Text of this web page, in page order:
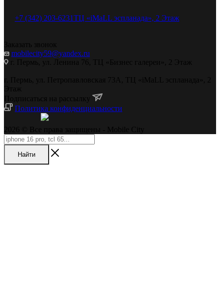
+7 (342) 203-6231ТЦ «iMaLL эспланада», 2 Этаж
Заказать звонок
mobilecity59@yandex.ru
г. Пермь, ул. Ленина 76, ТЦ «Бизнес галереи», 2 Этаж
г. Пермь, ул. Петропавловская 73А, ТЦ «iMaLL эспланада», 2
Этаж
Подписаться на рассылку
Политика конфиденциальности
2026 © Все права защищены - Mobile City
Найти